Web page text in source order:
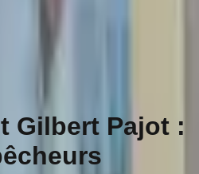
Gilbert Pajot :